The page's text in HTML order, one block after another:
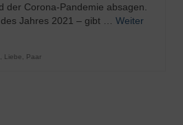
der Corona-Pandemie absagen.
Jahres 2021 – gibt … Weiter
Liebe Paar